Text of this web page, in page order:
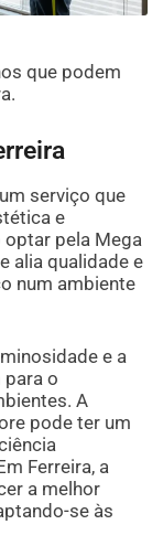
que podem
serviço que
e
optar pela Mega
alia qualidade e
num ambiente
e a
o
A
pode ter um
Ferreira, a
a melhor
se às